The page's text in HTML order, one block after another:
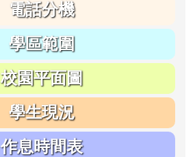
電話分機
學區範圍
校園平面圖
學生現況
作息時間表